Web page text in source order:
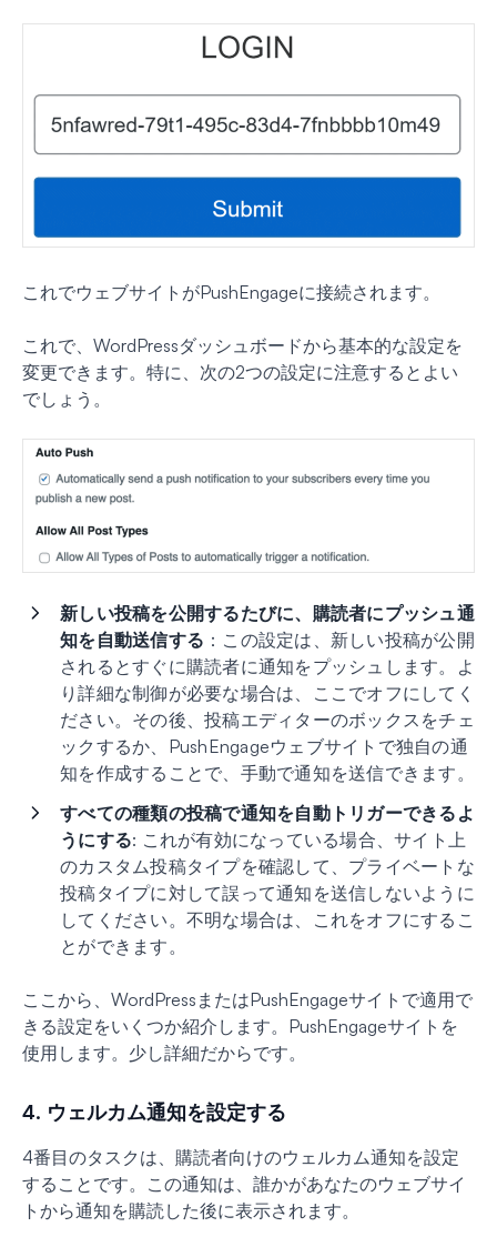
これでウェブサイトがPushEngageに接続されます。
これで、WordPressダッシュボードから基本的な設定を
変更できます。特に、次の2つの設定に注意するとよい
でしょう。
新しい投稿を公開するたびに、購読者にプッシュ通
知を自動送信する ：この設定は、新しい投稿が公開
されるとすぐに購読者に通知をプッシュします。よ
り詳細な制御が必要な場合は、ここでオフにしてく
ださい。その後、投稿エディターのボックスをチェ
ックするか、PushEngageウェブサイトで独自の通
知を作成することで、手動で通知を送信できます。
すべての種類の投稿で通知を自動トリガーできるよ
うにする: これが有効になっている場合、サイト上
のカスタム投稿タイプを確認して、プライベートな
投稿タイプに対して誤って通知を送信しないように
してください。不明な場合は、これをオフにするこ
とができます。
ここから、WordPressまたはPushEngageサイトで適用で
きる設定をいくつか紹介します。PushEngageサイトを
使用します。少し詳細だからです。
4. ウェルカム通知を設定する
4番目のタスクは、購読者向けのウェルカム通知を設定
することです。この通知は、誰かがあなたのウェブサイ
トから通知を購読した後に表示されます。